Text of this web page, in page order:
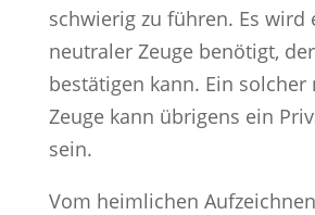
schwierig zu führen. Es wird
neutraler Zeuge benötigt,
bestätigen kann. Ein solcher
Zeuge kann übrigens ein
sein.
Vom heimlichen